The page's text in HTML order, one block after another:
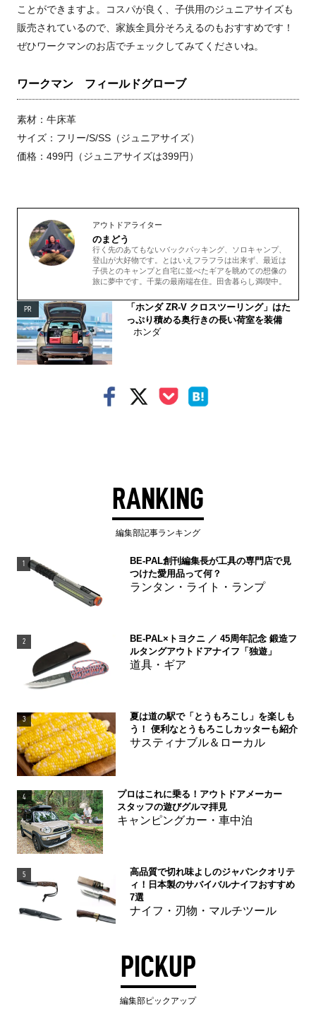
ことができますよ。コスパが良く、子供用のジュニアサイズも
販売されているので、家族全員分そろえるのもおすすめです！
ぜひワークマンのお店でチェックしてみてくださいね。
ワークマン フィールドグローブ
素材：牛床革
サイズ：フリー/S/SS（ジュニアサイズ）
価格：499円（ジュニアサイズは399円）
アウトドアライター
のまどう
行く先のあてもないバックパッキング、ソロキャンプ、
登山が大好物です。とはいえフラフラは出来ず、最近は
子供とのキャンプと自宅に並べたギアを眺めての想像の
旅に夢中です。千葉の最南端在住。田舎暮らし満喫中。
PR
「ホンダ ZR-V クロスツーリング」はた
っぷり積める奥行きの長い荷室を装備
ホンダ
RANKING
編集部記事ランキング
1
BE-PAL創刊編集長が工具の専門店で見
つけた愛用品って何？
ランタン・ライト・ランプ
2
BE-PAL×トヨクニ ／ 45周年記念 鍛造フ
ルタングアウトドアナイフ「独遊」
道具・ギア
3
夏は道の駅で「とうもろこし」を楽しも
う！ 便利なとうもろこしカッターも紹介
サスティナブル＆ローカル
4
プロはこれに乗る！アウトドアメーカー
スタッフの遊びグルマ拝見
キャンピングカー・車中泊
5
高品質で切れ味よしのジャパンクオリテ
ィ！日本製のサバイバルナイフおすすめ
7選
ナイフ・刃物・マルチツール
PICKUP
編集部ピックアップ